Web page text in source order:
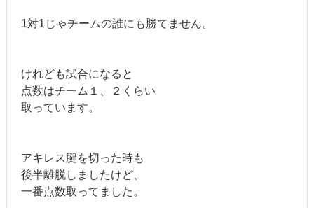
1対1じゃチームの誰にも勝てません。
けれども試合になると
点数はチーム１、２くらい
取っています。
アキレス腱を切った時も
後半離脱しましたけど、
一番点数取ってました。